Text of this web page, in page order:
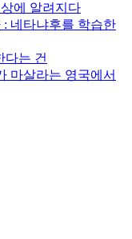
에 알려지다
네타냐후를 학습한
다는 건
마살라는 영국에서